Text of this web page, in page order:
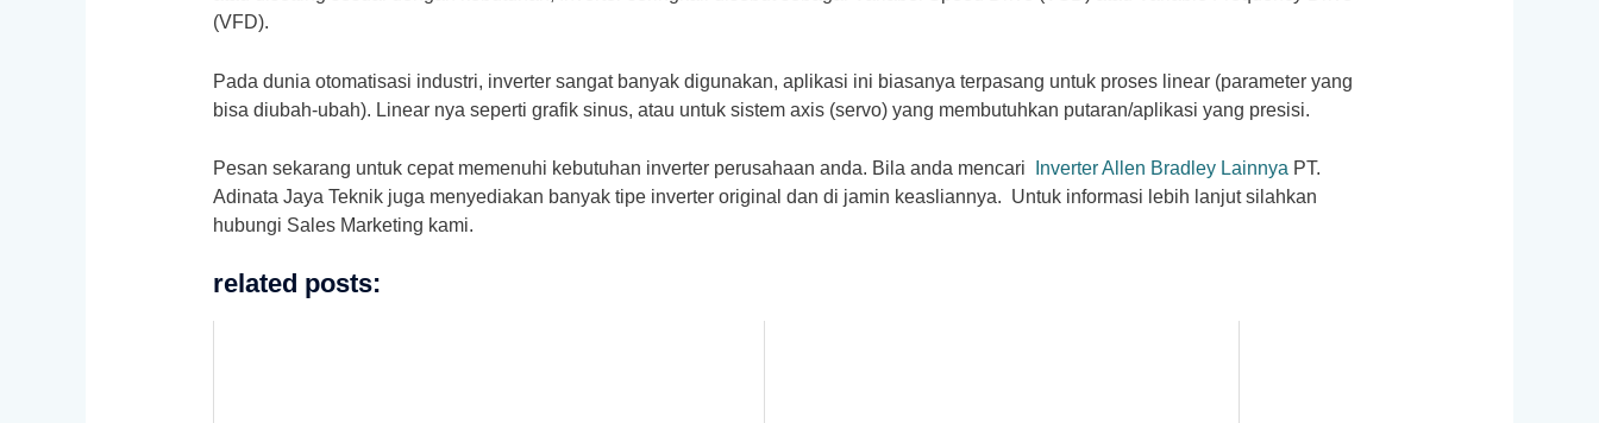
(VFD).
Pada dunia otomatisasi industri, inverter sangat banyak digunakan, aplikasi ini biasanya terpasang untuk proses linear (parameter yang
bisa diubah-ubah). Linear nya seperti grafik sinus, atau untuk sistem axis (servo) yang membutuhkan putaran/aplikasi yang presisi.
Pesan sekarang untuk cepat memenuhi kebutuhan inverter perusahaan anda. Bila anda mencari Inverter Allen Bradley Lainnya PT.
Adinata Jaya Teknik juga menyediakan banyak tipe inverter original dan di jamin keasliannya. Untuk informasi lebih lanjut silahkan
hubungi Sales Marketing kami.
related posts: